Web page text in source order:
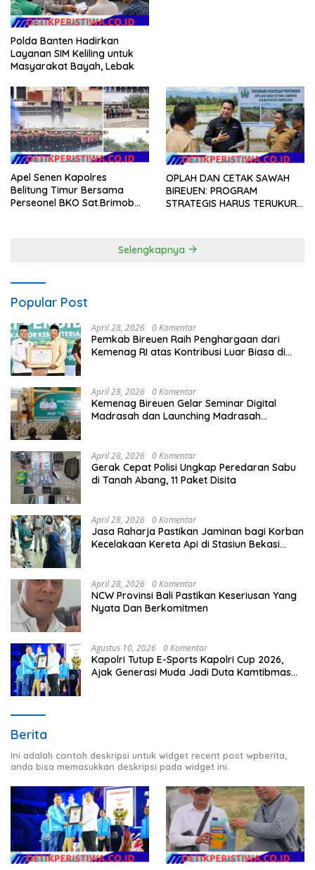
Polda Banten Hadirkan
Layanan SIM Keliling untuk
Masyarakat Bayah, Lebak
Apel Senen Kapolres
Belitung Timur Bersama
Perseonel BKO Sat.Brimob
OPLAH DAN CETAK SAWAH
BIREUEN: PROGRAM
STRATEGIS HARUS TERUKUR,
Selengkapnya
Popular Post
April 28, 2026 0 Komentar
Pemkab Bireuen Raih Penghargaan dari
Kemenag RI atas Kontribusi Luar Biasa di
April 28, 2026 0 Komentar
Kemenag Bireuen Gelar Seminar Digital
Madrasah dan Launching Madrasah
April 28, 2026 0 Komentar
Gerak Cepat Polisi Ungkap Peredaran Sabu
di Tanah Abang, 11 Paket Disita
April 28, 2026 0 Komentar
Jasa Raharja Pastikan Jaminan bagi Korban
Kecelakaan Kereta Api di Stasiun Bekasi
April 28, 2026 0 Komentar
NCW Provinsi Bali Pastikan Keseriusan Yang
Nyata Dan Berkomitmen
Agustus 10, 2026 0 Komentar
Kapolri Tutup E-Sports Kapolri Cup 2026,
Ajak Generasi Muda Jadi Duta Kamtibmas
Berita
Ini adalah contoh deskripsi untuk widget recent post wpberita,
anda bisa memasukkan deskripsi pada widget ini.